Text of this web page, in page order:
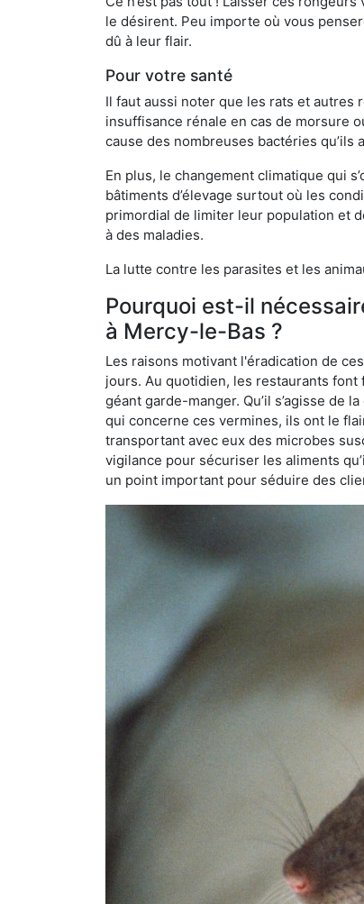
le désirent. Peu importe où vous
dû à leur flair.
Pour votre santé
Il faut aussi noter que les rats et
insuffisance rénale en cas de morsure
cause des nombreuses bactéries qu’ils
En plus, le changement climatique qui
bâtiments d’élevage surtout où les
primordial de limiter leur population et
à des maladies.
La lutte contre les parasites et les
Pourquoi est-il
à Mercy-le-Bas ?
Les raisons motivant l'éradication de
jours. Au quotidien, les restaurants font
géant garde-manger. Qu’il s’agisse de
qui concerne ces vermines, ils ont le
transportant avec eux des microbes
vigilance pour sécuriser les aliments
un point important pour séduire des